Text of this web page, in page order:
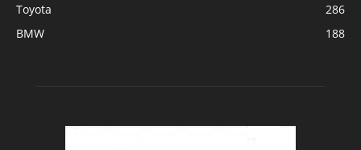
Toyota
286
BMW
188